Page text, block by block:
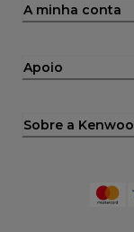
A minha conta
Apoio
Sobre a